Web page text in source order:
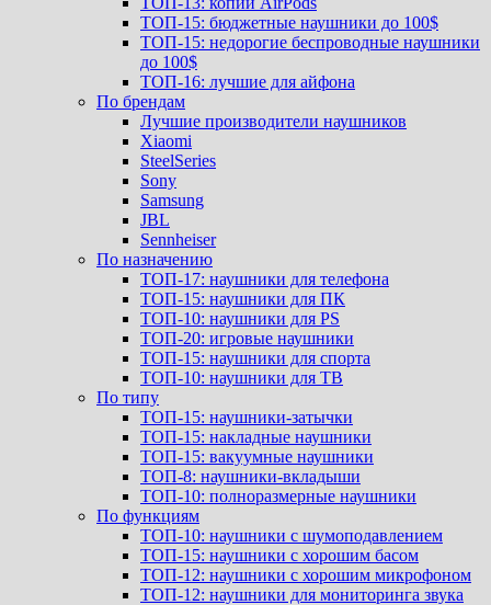
ТОП-15: бюджетные наушники до 100$
ТОП-15: недорогие беспроводные наушники
до 100$
ТОП-16: лучшие для айфона
По брендам
Лучшие производители наушников
Xiaomi
SteelSeries
Sony
Samsung
JBL
Sennheiser
По назначению
ТОП-17: наушники для телефона
ТОП-15: наушники для ПК
ТОП-10: наушники для PS
ТОП-20: игровые наушники
ТОП-15: наушники для спорта
ТОП-10: наушники для ТВ
По типу
ТОП-15: наушники-затычки
ТОП-15: накладные наушники
ТОП-15: вакуумные наушники
ТОП-8: наушники-вкладыши
ТОП-10: полноразмерные наушники
По функциям
ТОП-10: наушники с шумоподавлением
ТОП-15: наушники с хорошим басом
ТОП-12: наушники с хорошим микрофоном
ТОП-12: наушники для мониторинга звука